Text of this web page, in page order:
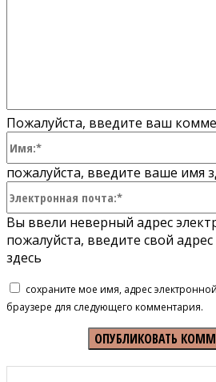
Пожалуйста, введите ваш
пожалуйста, введите ваше имя
Вы ввели неверный адрес
пожалуйста, введите свой
здесь
сохраните мое имя, адрес
браузере для следующего комментария.